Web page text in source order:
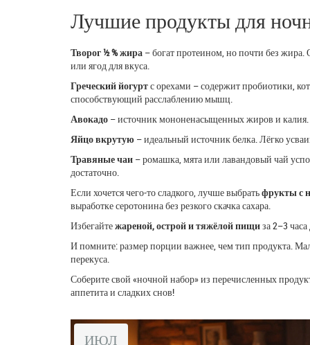
Лучшие продукты для
Творог ½ % жира – богат протеином, но почти без жира.
или ягод для вкуса.
Греческий йогуртс орехами – содержит пробиотики,
способствующий расслаблению мышц.
Авокадо – источник мононенасыщенных жиров и калия.
Яйцо вкрутую – идеальный источник белка. Лёгко
Травяные чаи – ромашка, мята или лавандовый чай
достаточно.
Если хочется чего‑то сладкого, лучше выбратьфрукты с
выработке серотонина без резкого скачка сахара.
Избегайтежареной, острой и тяжёлой пищиза 2–3
И помните: размер порции важнее, чем тип продукта.
перекуса.
Соберите свой «ночной набор» из перечисленных
аппетита и сладких снов!
ИЮЛ